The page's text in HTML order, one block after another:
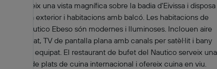
mar. Ofereix una vista magnífica sobre la badia d'Eivissa i disposa
de piscina exterior i habitacions amb balcó. Les habitacions de
l'Hotel Nautico Ebeso són modernes i lluminoses. Inclouen aire
condicionat, TV de pantalla plana amb canals per satèl·lit i bany
totalment equipat. El restaurant de bufet del Nautico serveix una
selecció de plats de cuina internacional i ofereix cuina en viu.